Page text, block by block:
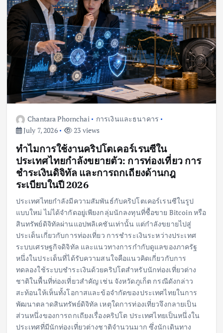
Chantara Phornchai
การเงินและธนาคาร
July 7, 2026
23 views
ทำไมการใช้งานคริปโตเคอร์เรนซีใน
ประเทศไทยกำลังขยายตัว: การท่องเที่ยว การ
ชำระเงินดิจิทัล และการถกเถียงด้านกฎ
ระเบียบในปี 2026
ประเทศไทยกำลังมีความสัมพันธ์กับคริปโตเคอร์เรนซีในรูป
แบบใหม่ ไม่ได้จำกัดอยู่เพียงกลุ่มนักลงทุนที่ซื้อขาย Bitcoin หรือ
สินทรัพย์ดิจิทัลผ่านแอปพลิเคชันเท่านั้น แต่กำลังขยายไปสู่
ประเด็นเกี่ยวกับการท่องเที่ยว การชำระเงินระหว่างประเทศ
ระบบเศรษฐกิจดิจิทัล และแนวทางการกำกับดูแลของภาครัฐ
หนึ่งในประเด็นที่ได้รับความสนใจคือแนวคิดเกี่ยวกับการ
ทดลองใช้ระบบชำระเงินด้วยคริปโตสำหรับนักท่องเที่ยวต่าง
ชาติในพื้นที่ท่องเที่ยวสำคัญ เช่น จังหวัดภูเก็ต กรณีดังกล่าว
สะท้อนให้เห็นทั้งโอกาสและข้อจำกัดของประเทศไทยในการ
พัฒนาตลาดสินทรัพย์ดิจิทัล เหตุใดการท่องเที่ยวจึงกลายเป็น
ส่วนหนึ่งของการถกเถียงเรื่องคริปโต ประเทศไทยเป็นหนึ่งใน
ประเทศที่มีนักท่องเที่ยวต่างชาติจำนวนมาก ซึ่งนักเดินทาง